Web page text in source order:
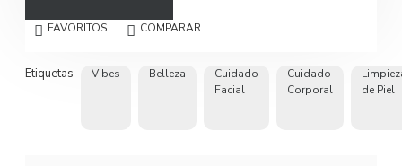
FAVORITOS COMPARAR
Etiquetas Vibes Belleza
Cuidado
Facial
Cuidado
Corporal
de Piel